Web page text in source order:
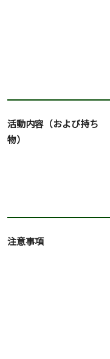
活動内容（および持ち
物）
注意事項